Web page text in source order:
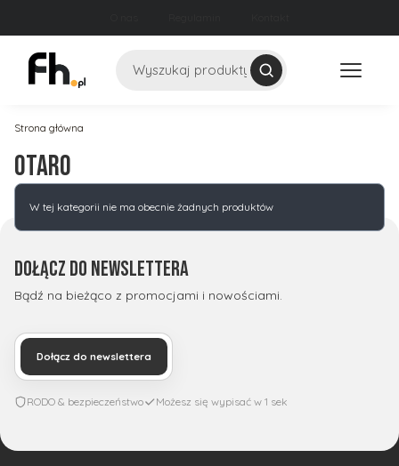
Szukaj
Strona główna
Otaro
Lista produktów
W tej kategorii nie ma obecnie żadnych produktów
Dołącz do newslettera
Bądź na bieżąco z promocjami i nowościami.
Dołącz do newslettera
RODO & bezpieczeństwo Możesz się wypisać w 1 sek